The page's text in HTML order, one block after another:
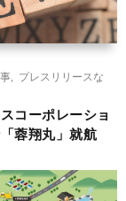
プレスリリースな
コーポレーショ
蓉翔丸」就航